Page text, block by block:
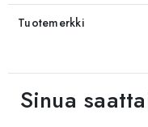
Tuotemerkki
Sinua